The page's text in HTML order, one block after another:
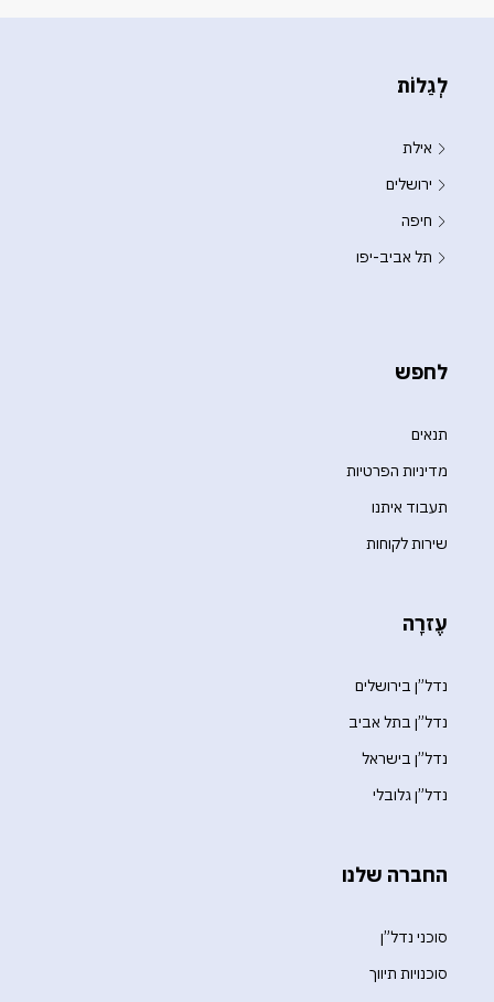
לְגַלוֹת
אילת
ירושלים
חיפה
תל אביב-יפו
לחפש
תנאים
מדיניות הפרטיות
תעבוד איתנו
שירות לקוחות
עֶזרָה
נדל”ן בירושלים
נדל”ן בתל אביב
נדל”ן בישראל
נדל”ן גלובלי
החברה שלנו
סוכני נדל”ן
סוכנויות תיווך